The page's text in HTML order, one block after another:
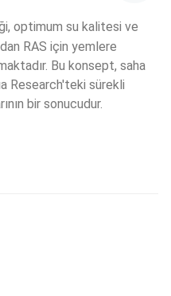
optimum su kalitesi ve
RAS için yemlere
Bu konsept, saha
Research'teki sürekli
bir sonucudur.